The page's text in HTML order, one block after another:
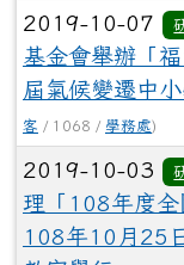
2019-10-07
基金會舉辦「
屆氣候變遷中
客 / 1068 / 學務處)
2019-10-03
理「108年度全
108年10月25